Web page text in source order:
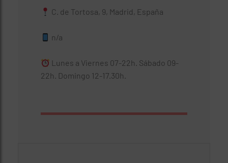
C. de Tortosa, 9, Madrid, España
n/a
Lunes a Viernes 07-22h. Sábado 09-
22h. Domingo 12-17.30h.